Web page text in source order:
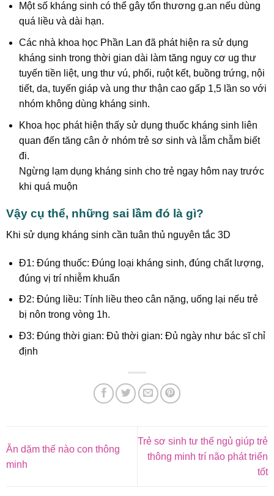
Một số kháng sinh có thể gây tổn thương g.an nếu dùng
quá liều và dài hạn.
Các nhà khoa học Phần Lan đã phát hiện ra sử dụng
kháng sinh trong thời gian dài làm tăng nguy cơ ug thư
tuyến tiền liệt, ung thư vú, phổi, ruột kết, buồng trứng, nội
tiết, da, tuyến giáp và ung thư thận cao gấp 1,5 lần so với
nhóm không dùng kháng sinh.
Khoa học phát hiện thấy sử dụng thuốc kháng sinh liên
quan đến tăng cân ở nhóm trẻ sơ sinh và lẫm chẫm biết
đi.
Ngừng lạm dụng kháng sinh cho trẻ ngay hôm nay trước
khi quá muộn
Vậy cụ thể, những sai lầm đó là gì?
Khi sử dụng kháng sinh cần tuân thủ nguyên tắc 3D
Đ1: Đúng thuốc: Đúng loại kháng sinh, đúng chất lượng,
đúng vị trí nhiễm khuẩn
Đ2: Đúng liều: Tính liều theo cân nặng, uống lại nếu trẻ
bị nôn trong vòng 1h.
Đ3: Đúng thời gian: Đủ thời gian: Đủ ngày như bác sĩ chỉ
định
Ăn dặm thế nào con thông
minh
Trẻ sơ sinh tư thế ngủ giúp trẻ
thông minh trí não phát triển
tốt